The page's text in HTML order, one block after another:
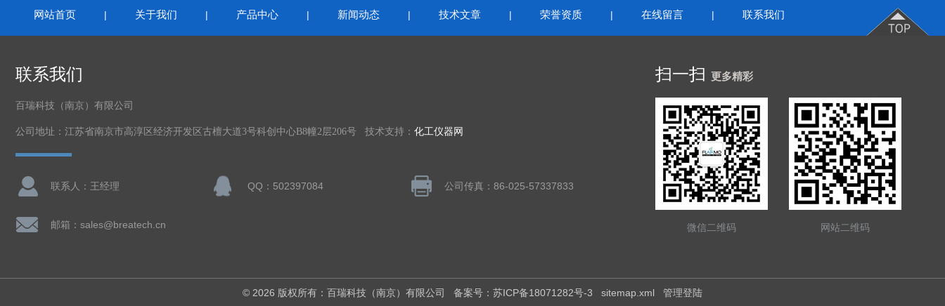
网站首页 | 关于我们 | 产品中心 | 新闻动态 | 技术文章 | 荣誉资质 | 在线留言 | 联系我们
联系我们
百瑞科技（南京）有限公司
公司地址：江苏省南京市高淳区经济开发区古檀大道3号科创中心B8幢2层206号 技术支持： 化工仪器网
联系人：王经理 QQ：502397084 公司传真：86-025-57337833
邮箱：sales@breatech.cn
扫一扫 更多精彩
微信二维码 网站二维码
© 2026 版权所有：百瑞科技（南京）有限公司 备案号：苏ICP备18071282号-3 sitemap.xml 管理登陆